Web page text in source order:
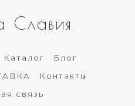
Славия
Каталог
Блог
Контакты
связь